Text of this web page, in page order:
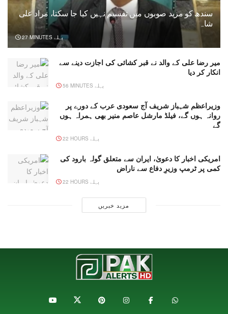
سندھ کو مزید صوبوں میں تقسیم نہیں کیا جا سکتا، مراد علی
شاہ
27 MINUTES پہلے
میر رضا علی کے والد نے قبر کشائی کی اجازت دینے سے
انکار کر دیا
56 MINUTES پہلے
وزیراعظم شہباز شریف آج سعودی عرب کے دورے پر
روانہ ہوں گے، فیلڈ مارشل عاصم منیر بھی ہمراہ ہوں
گے
22 HOURS پہلے
امریکی اخبار کا دعویٰ، ایران سے متعلق گولہ بارود کی
کمی پر ٹرمپ وزیرِ دفاع سے ناراض
22 HOURS پہلے
مزید خبریں